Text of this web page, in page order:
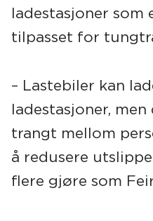
ladestasjoner som
tilpasset for
– Lastebiler kan
ladestasjoner,
trangt mellom
å redusere
flere gjøre som